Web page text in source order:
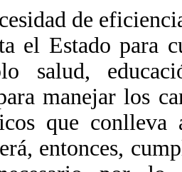
de
el Estado para
salud,
manejar los
que
entonces,